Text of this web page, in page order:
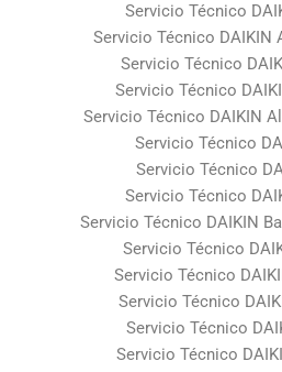
Servicio Técnico
Servicio Técnico DAIKIN
Servicio Técnico
Servicio Técnico
Servicio Técnico DAIKIN
Servicio Técnico
Servicio Técnico
Servicio Técnico
Servicio Técnico DAIKIN
Servicio Técnico
Servicio Técnico
Servicio Técnico
Servicio Técnico
Servicio Técnico